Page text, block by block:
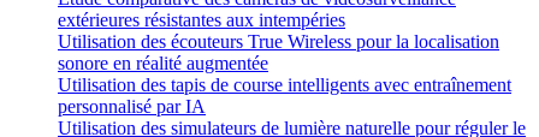
extérieures résistantes aux intempéries
Utilisation des écouteurs True Wireless pour la localisation
sonore en réalité augmentée
Utilisation des tapis de course intelligents avec entraînement
personnalisé par IA
Utilisation des simulateurs de lumière naturelle pour réguler le